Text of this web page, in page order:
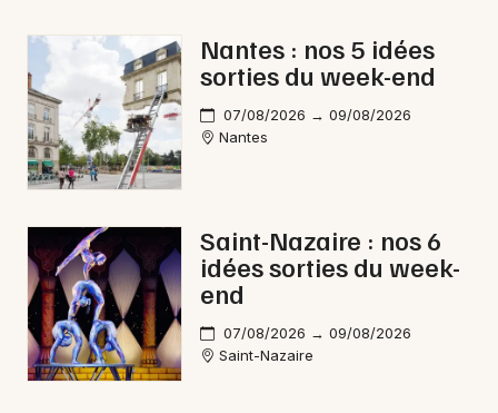
Actus à Nantes
Magazine à Nantes
Choisir mes départements
Nantes : nos 5 idées
sorties du week-end
07/08/2026 → 09/08/2026
Nantes
Saint-Nazaire : nos 6
idées sorties du week-
end
07/08/2026 → 09/08/2026
Saint-Nazaire